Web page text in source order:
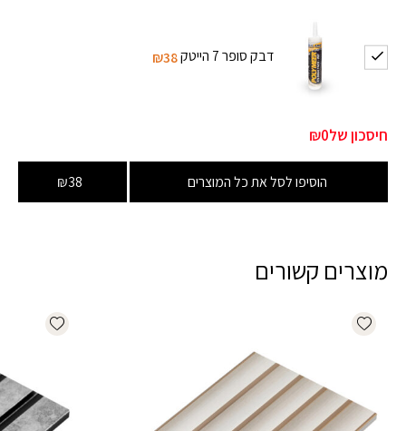
דבק סופר 7 הייטק ₪38
חיסכון של₪0
הוסיפו לסל את כל המוצרים ₪38
מוצרים קשורים
Add wishlist
wishlist